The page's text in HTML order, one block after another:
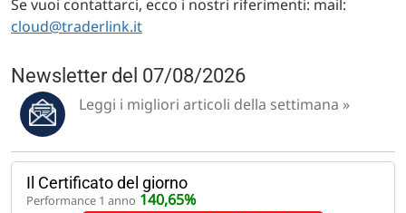
Se vuoi contattarci, ecco i nostri riferimenti: mail:
cloud@traderlink.it
Newsletter del 07/08/2026
Leggi i migliori articoli della settimana »
Il Certificato del giorno
Performance 1 anno 140,65%